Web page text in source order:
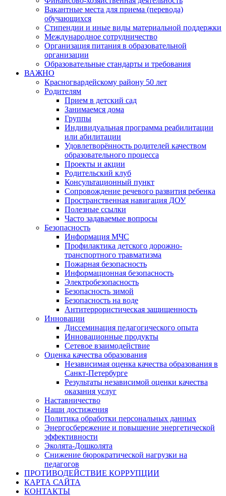
Вакантные места для приема (перевода)
обучающихся
Стипендии и иные виды материальной поддержки
Международное сотрудничество
Организация питания в образовательной
организации
Образовательные стандарты и требования
ВАЖНО
Красногвардейскому району 50 лет
Родителям
Прием в детский сад
Занимаемся дома
Группы
Индивидуальная программа реабилитации
или абилитации
Удовлетворённость родителей качеством
образовательного процесса
Проекты и акции
Родительский клуб
Консультационный пункт
Сопровождение речевого развития ребенка
Пространственная навигация ДОУ
Полезные ссылки
Часто задаваемые вопросы
Безопасность
Информация МЧС
Профилактика детского дорожно-
транспортного травматизма
Пожарная безопасность
Информационная безопасность
Электробезопасность
Безопасность зимой
Безопасность на воде
Антитеррористическая защищенность
Инновации
Диссеминация педагогического опыта
Инновационные продукты
Сетевое взаимодействие
Оценка качества образования
Независимая оценка качества образования в
Санкт-Петербурге
Результаты независимой оценки качества
оказания услуг
Наставничество
Наши достижения
Политика обработки персональных данных
Энергосбережение и повышение энергетической
эффективности
Эколята-Дошколята
Снижение бюрократической нагрузки на
педагогов
ПРОТИВОДЕЙСТВИЕ КОРРУПЦИИ
КАРТА САЙТА
КОНТАКТЫ